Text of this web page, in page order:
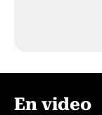
En video